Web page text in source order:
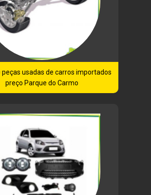
peças usadas de carros importados
preço Parque do Carmo